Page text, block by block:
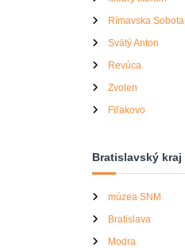
Rímavska Sobota
Svätý Anton
Revúca
Zvolen
Fiľakovo
Bratislavský kraj
múzea SNM
Bratislava
Modra